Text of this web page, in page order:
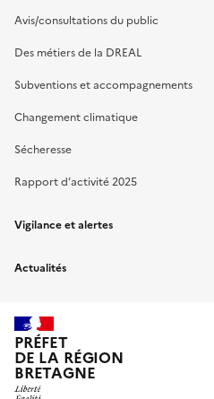
Avis/consultations du public
Des métiers de la DREAL
Subventions et accompagnements
Changement climatique
Sécheresse
Rapport d’activité 2025
Vigilance et alertes
Actualités
PRÉFET
DE LA RÉGION
BRETAGNE